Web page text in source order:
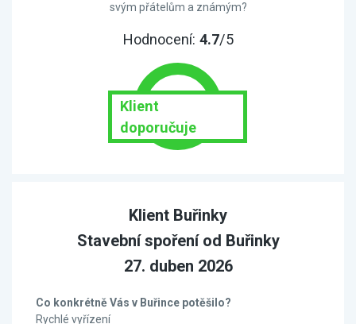
svým přátelům a známým?
Hodnocení: 4.7/5
Klient
doporučuje
Klient Buřinky
Stavební spoření od Buřinky
27. duben 2026
Co konkrétně Vás v Buřince potěšilo?
Rychlé vyřízení